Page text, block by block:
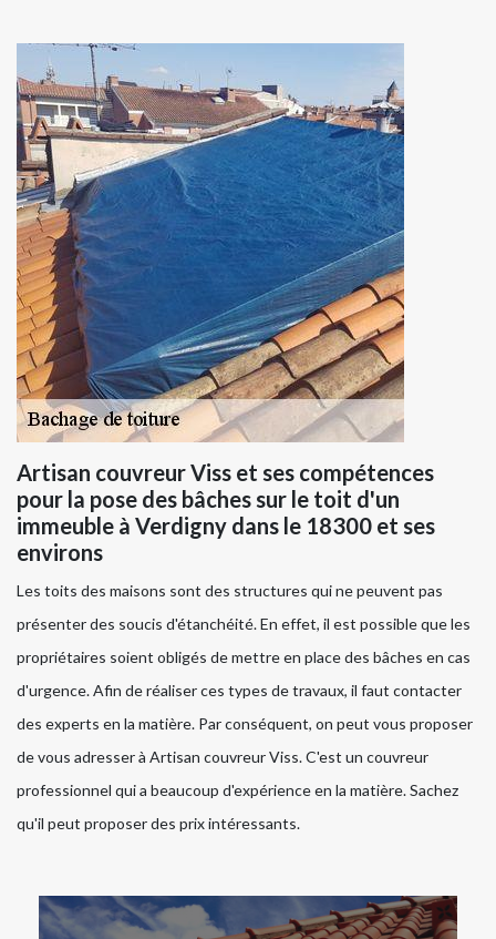
Artisan couvreur Viss et ses compétences
pour la pose des bâches sur le toit d'un
immeuble à Verdigny dans le 18300 et ses
environs
Les toits des maisons sont des structures qui ne peuvent pas
présenter des soucis d'étanchéité. En effet, il est possible que les
propriétaires soient obligés de mettre en place des bâches en cas
d'urgence. Afin de réaliser ces types de travaux, il faut contacter
des experts en la matière. Par conséquent, on peut vous proposer
de vous adresser à Artisan couvreur Viss. C'est un couvreur
professionnel qui a beaucoup d'expérience en la matière. Sachez
qu'il peut proposer des prix intéressants.